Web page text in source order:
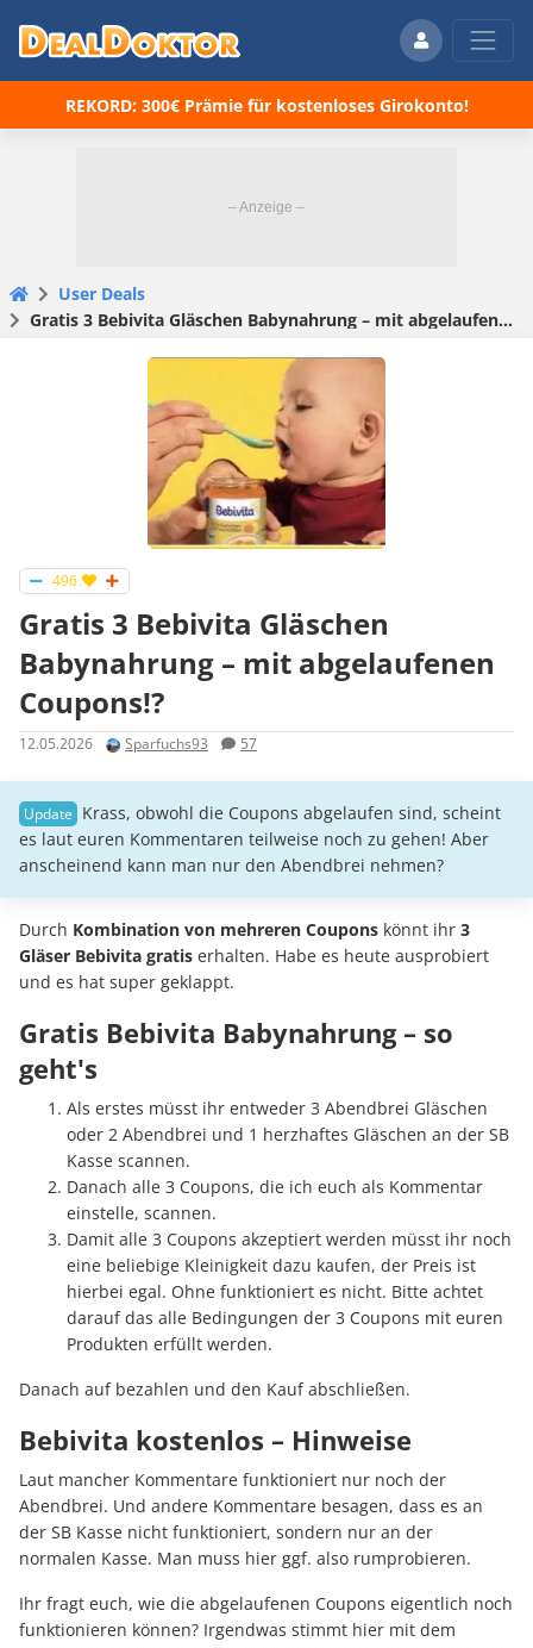
REKORD: 300€ Prämie für kostenloses Girokonto!
User Deals
Gratis 3 Bebivita Gläschen Babynahrung – mit abgelaufenen Coupons!?
496
Gratis 3 Bebivita Gläschen
Babynahrung – mit abgelaufenen
Coupons!?
12.05.2026 Sparfuchs93 57
Krass, obwohl die Coupons abgelaufen sind, scheint
es laut euren Kommentaren teilweise noch zu gehen! Aber
anscheinend kann man nur den Abendbrei nehmen?
Durch Kombination von mehreren Coupons könnt ihr 3
Gläser Bebivita gratis erhalten. Habe es heute ausprobiert
und es hat super geklappt.
Gratis Bebivita Babynahrung – so
geht's
Als erstes müsst ihr entweder 3 Abendbrei Gläschen
oder 2 Abendbrei und 1 herzhaftes Gläschen an der SB
Kasse scannen.
Danach alle 3 Coupons, die ich euch als Kommentar
einstelle, scannen.
Damit alle 3 Coupons akzeptiert werden müsst ihr noch
eine beliebige Kleinigkeit dazu kaufen, der Preis ist
hierbei egal. Ohne funktioniert es nicht. Bitte achtet
darauf das alle Bedingungen der 3 Coupons mit euren
Produkten erfüllt werden.
Danach auf bezahlen und den Kauf abschließen.
Bebivita kostenlos – Hinweise
Laut mancher Kommentare funktioniert nur noch der
Abendbrei. Und andere Kommentare besagen, dass es an
der SB Kasse nicht funktioniert, sondern nur an der
normalen Kasse. Man muss hier ggf. also rumprobieren.
Ihr fragt euch, wie die abgelaufenen Coupons eigentlich noch
funktionieren können? Irgendwas stimmt hier mit dem